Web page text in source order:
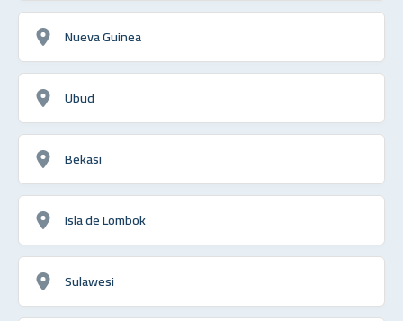
Nueva Guinea
Ubud
Bekasi
Isla de Lombok
Sulawesi